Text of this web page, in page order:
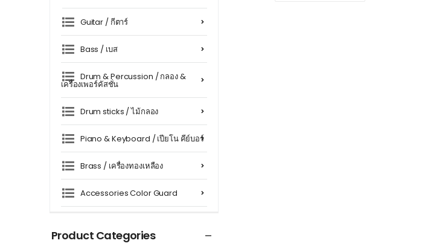
Guitar / กีตาร์
Bass / เบส
Drum & Percussion / กลอง &
เครื่องเพอร์คัสชั่น
Drum sticks / ไม้กลอง
Piano & Keyboard / เปียโน คีย์บอร์
Brass / เครื่องทองเหลือง
Accessories Color Guard
Product Categories